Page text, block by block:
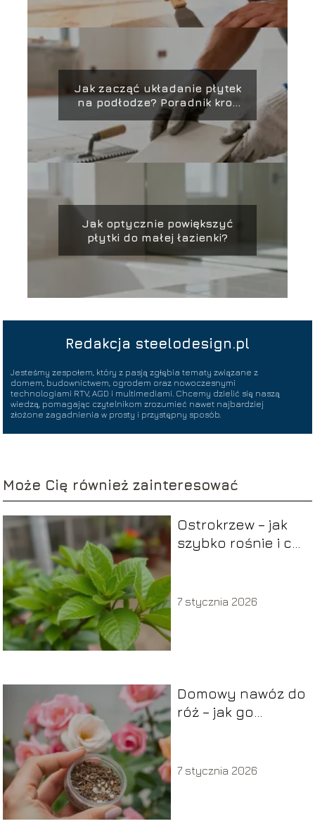
Jak zacząć układanie płytek
na podłodze? Poradnik krok
po kroku
Jak optycznie powiększyć
płytki do małej łazienki?
Redakcja steelodesign.pl
Jesteśmy zespołem, który z pasją zgłębia tematy związane z
domem, budownictwem, ogrodem oraz nowoczesnymi
technologiami RTV, AGD i multimediami. Chcemy dzielić się naszą
wiedzą, pomagając czytelnikom zrozumieć nawet najbardziej
złożone zagadnienia w prosty i przystępny sposób.
Może Cię również zainteresować
Ostrokrzew – jak
szybko rośnie i co
7 stycznia 2026
Domowy nawóz do
róż – jak go
7 stycznia 2026